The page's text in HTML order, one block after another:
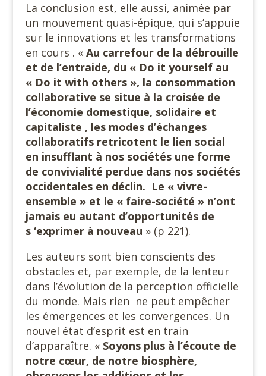
La conclusion est, elle aussi, animée par
un mouvement quasi-épique, qui s’appuie
sur le innovations et les transformations
en cours . « Au carrefour de la débrouille
et de l’entraide, du « Do it yourself au
« Do it with others », la consommation
collaborative se situe à la croisée de
l’économie domestique, solidaire et
capitaliste , les modes d’échanges
collaboratifs retricotent le lien social
en insufflant à nos sociétés une forme
de convivialité perdue dans nos sociétés
occidentales en déclin. Le « vivre-
ensemble » et le « faire-société » n’ont
jamais eu autant d’opportunités de
s ‘exprimer à nouveau » (p 221).
Les auteurs sont bien conscients des
obstacles et, par exemple, de la lenteur
dans l’évolution de la perception officielle
du monde. Mais rien ne peut empêcher
les émergences et les convergences. Un
nouvel état d’esprit est en train
d’apparaître. « Soyons plus à l’écoute de
notre cœur, de notre biosphère,